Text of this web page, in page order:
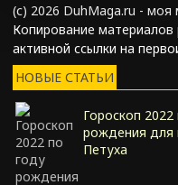
(с) 2026 DuhMaga.ru - моя
Копирование
активной ссылки на
НОВЫЕ СТАТЬИ
Гороскоп
рождения для
Петуха